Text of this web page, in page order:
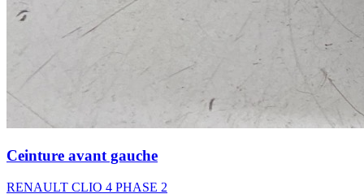
Ceinture avant gauche
RENAULT CLIO 4 PHASE 2